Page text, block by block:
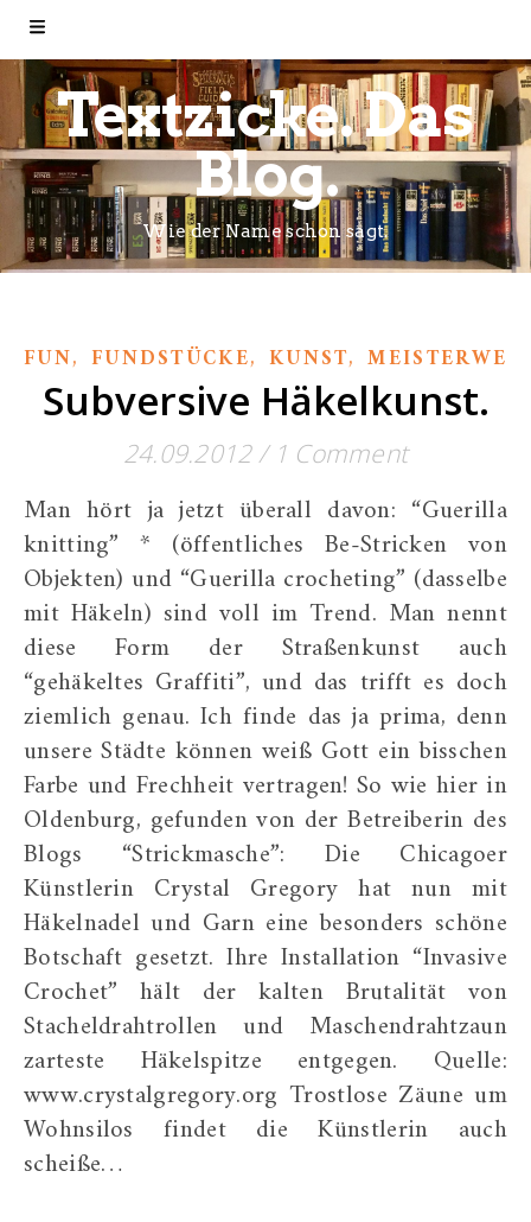
Textzicke. Das
Blog.
Wie der Name schon sagt.
FUN, FUNDSTÜCKE, KUNST,
Subversive Häkelkunst.
24.09.2012/ 1 Comment
Man hört ja jetzt überall davon: “Guerilla
knitting” * (öffentliches Be-Stricken von
Objekten) und “Guerilla crocheting” (dasselbe
mit Häkeln) sind voll im Trend. Man nennt
diese Form der Straßenkunst auch
“gehäkeltes Graffiti”, und das trifft es doch
ziemlich genau. Ich finde das ja prima, denn
unsere Städte können weiß Gott ein bisschen
Farbe und Frechheit vertragen! So wie hier in
Oldenburg, gefunden von der Betreiberin des
Blogs “Strickmasche”: Die Chicagoer
Künstlerin Crystal Gregory hat nun mit
Häkelnadel und Garn eine besonders schöne
Botschaft gesetzt. Ihre Installation “Invasive
Crochet” hält der kalten Brutalität von
Stacheldrahtrollen und Maschendrahtzaun
zarteste Häkelspitze entgegen. Quelle:
www.crystalgregory.org Trostlose Zäune um
Wohnsilos findet die Künstlerin auch
scheiße…